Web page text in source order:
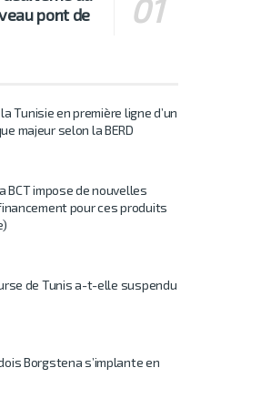
pont de
Tunisie en première ligne d’un
majeur selon la BERD
BCT impose de nouvelles
pour ces produits
de Tunis a-t-elle suspendu
Borgstena s’implante en